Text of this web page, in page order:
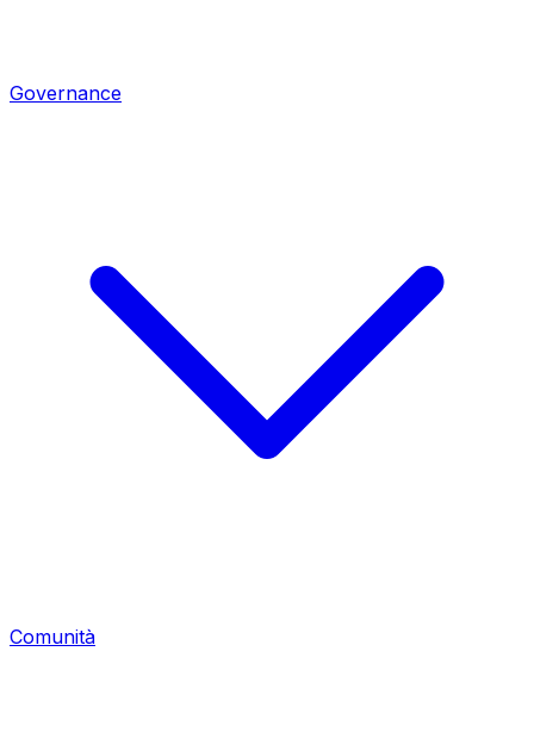
Governance
Comunità